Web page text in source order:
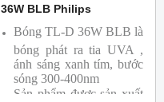
36W BLB Philips
Bóng TL-D 36W BLB là
bóng phát ra tia UVA ,
ánh sáng xanh tím, bước
sóng 300-400nm
Sản phẩm được sản xuất